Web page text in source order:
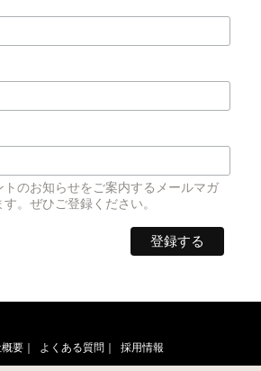
トのお知らせをご案内するメールマガ
。ぜひご登録ください。
要｜ よくある質問｜ 採用情報